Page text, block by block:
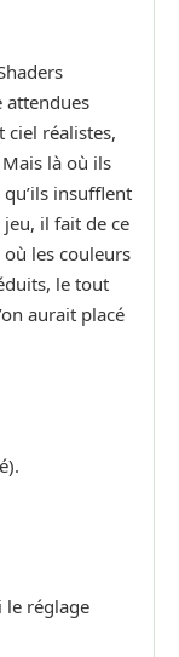
attendues
ciel réalistes,
là où ils
qu’ils insufflent
il fait de ce
les couleurs
le tout
aurait placé
le réglage